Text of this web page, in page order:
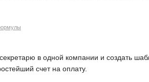
в одной компании и создать
счет на оплату.